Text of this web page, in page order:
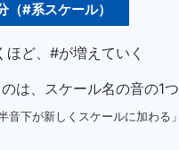
（#系スケール）
ほど、#が増えていく
は、スケール名の音の1
音下が新しくスケールに加わる